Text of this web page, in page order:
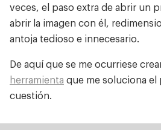
veces, el paso extra de abrir un
abrir la imagen con él,
antoja tedioso e innecesario.
De aquí que se me ocurriese
herramienta que me soluciona el
cuestión.